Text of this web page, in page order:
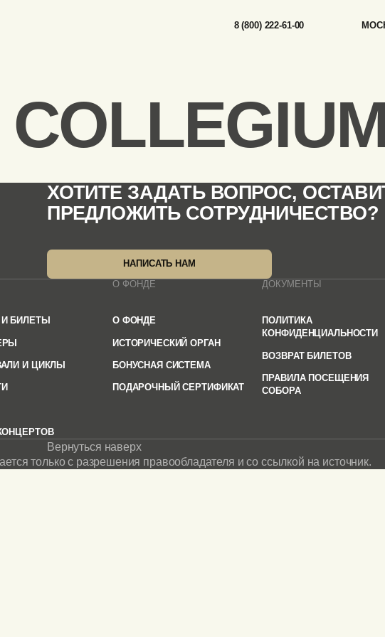
8 (800) 222-61-00
ХОТИТЕ ЗАДАТЬ ВОПРОС,
ПРЕДЛОЖИТЬ СОТРУДНИЧЕСТВО?
НАПИСАТЬ НАМ
БИЛЕТЫ
И ЦИКЛЫ
О ФОНДЕ
О ФОНДЕ
ИСТОРИЧЕСКИЙ ОРГАН
БОНУСНАЯ СИСТЕМА
ПОДАРОЧНЫЙ СЕРТИФИКАТ
ДОКУМЕНТЫ
ПОЛИТИКА
КОНФИДЕНЦИАЛЬНОСТИ
ВОЗВРАТ БИЛЕТОВ
ПРАВИЛА ПОСЕЩЕНИЯ
СОБОРА
Вернуться наверх
только с разрешения правообладателя и со ссылкой на источник.